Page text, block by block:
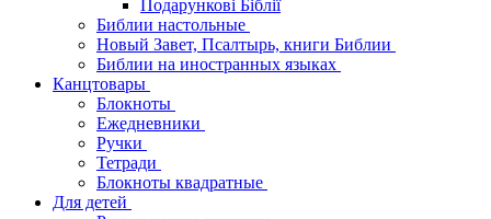
Подарункові Біблії
Библии настольные
Новый Завет, Псалтырь, книги Библии
Библии на иностранных языках
Канцтовары
Блокноты
Ежедневники
Ручки
Тетради
Блокноты квадратные
Для детей